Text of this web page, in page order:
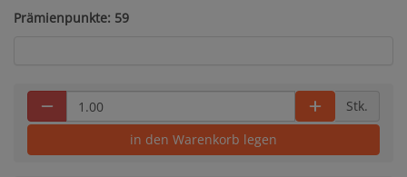
Prämienpunkte: 59
Stk.
in den Warenkorb legen